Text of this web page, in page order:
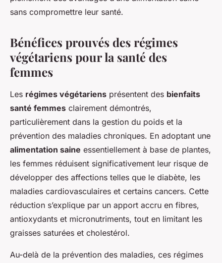
sans compromettre leur santé.
Bénéfices prouvés des régimes
végétariens pour la santé des
femmes
Les régimes végétariens présentent des bienfaits
santé femmes clairement démontrés,
particulièrement dans la gestion du poids et la
prévention des maladies chroniques. En adoptant une
alimentation saine essentiellement à base de plantes,
les femmes réduisent significativement leur risque de
développer des affections telles que le diabète, les
maladies cardiovasculaires et certains cancers. Cette
réduction s’explique par un apport accru en fibres,
antioxydants et micronutriments, tout en limitant les
graisses saturées et cholestérol.
Au-delà de la prévention des maladies, ces régimes